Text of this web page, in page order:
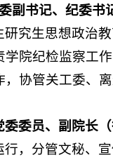
副书记、纪委书
究生思想政治教
学院纪检监察工
，协管关工委、
委员、副院长（
行，分管文秘、